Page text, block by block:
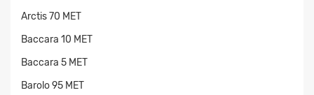
Arctis 70 MET
Baccara 10 MET
Baccara 5 MET
Barolo 95 MET
Прикрепите